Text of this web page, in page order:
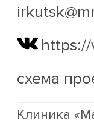
схема
Клиника